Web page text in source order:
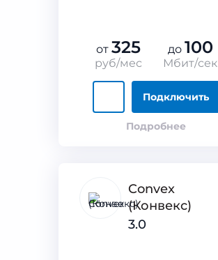
от 325
руб/мес
до 100
Мбит/сек
Подключить
Подробнее
Convex
(Конвекс)
3.0